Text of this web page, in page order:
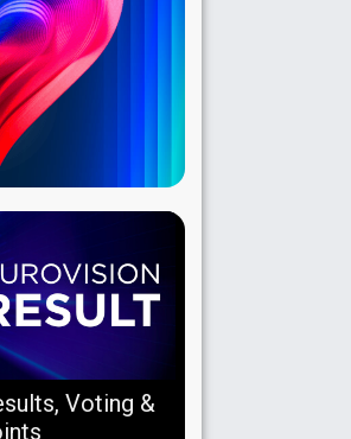
Voting &